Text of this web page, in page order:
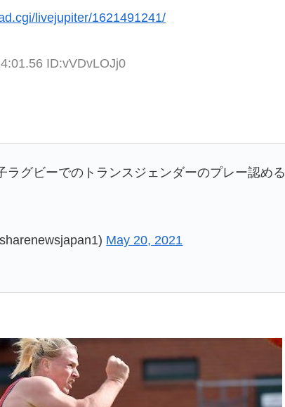
livejupiter/1621491241/
ID:vVDvLOJj0
ラグビーでのトランスジェンダーのプレー認める
May 20, 2021